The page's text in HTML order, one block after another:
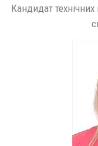
Кандидат